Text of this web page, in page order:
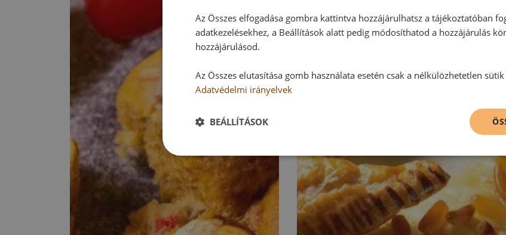
Az Összes elfogadása gombra kattintva hozzájárulhatsz a tájékoztatóban
adatkezelésekhez, a Beállítások alatt pedig módosíthatod a hozzájárulás
hozzájárulásod.
Az Összes elutasítása gomb használata esetén csak a nélkülözhetetlen
Adatvédelmi irányelvek
BEÁLLÍTÁSOK